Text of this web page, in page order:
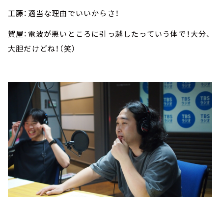
工藤：適当な理由でいいからさ！
賀屋：電波が悪いところに引っ越したっていう体で！大分、
大胆だけどね！（笑）